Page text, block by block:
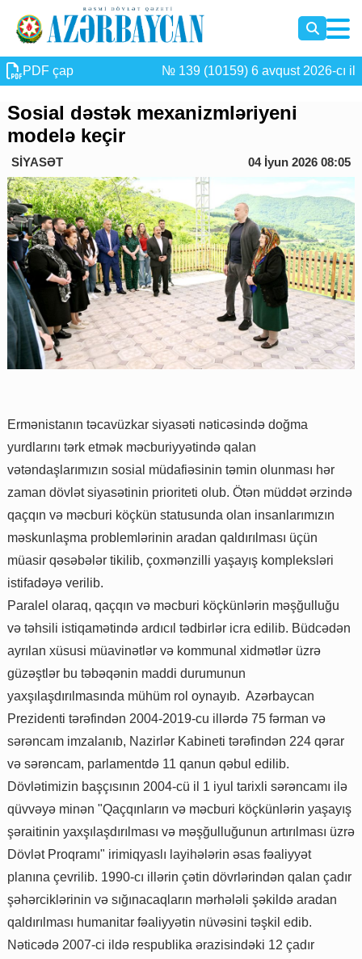
PDF çap № 139 (10159) 6 avqust 2026-cı il
Sosial dəstək mexanizmləriyeni
modelə keçir
SİYASƏT 04 İyun 2026 08:05
Ermənistanın təcavüzkar siyasəti nəticəsində doğma
yurdlarını tərk etmək məcburiyyətində qalan
vətəndaşlarımızın sosial müdafiəsinin təmin olunması hər
zaman dövlət siyasətinin prioriteti olub. Ötən müddət ərzində
qaçqın və məcburi köçkün statusunda olan insanlarımızın
məskunlaşma problemlərinin aradan qaldırılması üçün
müasir qəsəbələr tikilib, çoxmənzilli yaşayış kompleksləri
istifadəyə verilib.
Paralel olaraq, qaçqın və məcburi köçkünlərin məşğulluğu
və təhsili istiqamətində ardıcıl tədbirlər icra edilib. Büdcədən
ayrılan xüsusi müavinətlər və kommunal xidmətlər üzrə
güzəştlər bu təbəqənin maddi durumunun
yaxşılaşdırılmasında mühüm rol oynayıb. Azərbaycan
Prezidenti tərəfindən 2004-2019-cu illərdə 75 fərman və
sərəncam imzalanıb, Nazirlər Kabineti tərəfindən 224 qərar
və sərəncam, parlamentdə 11 qanun qəbul edilib.
Dövlətimizin başçısının 2004-cü il 1 iyul tarixli sərəncamı ilə
qüvvəyə minən "Qaçqınların və məcburi köçkünlərin yaşayış
şəraitinin yaxşılaşdırılması və məşğulluğunun artırılması üzrə
Dövlət Proqramı" irimiqyaslı layihələrin əsas fəaliyyət
planına çevrilib. 1990-cı illərin çətin dövrlərindən qalan çadır
şəhərciklərinin və sığınacaqların mərhələli şəkildə aradan
qaldırılması humanitar fəaliyyətin nüvəsini təşkil edib.
Nəticədə 2007-ci ildə respublika ərazisindəki 12 çadır